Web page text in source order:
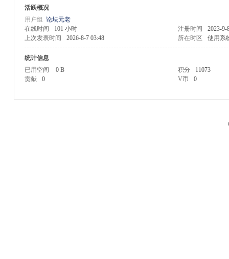
活跃概况
用户组 论坛元老
在线时间
101 小时 注册时间
2023-9-
上次发表时间
2026-8-7 03:48 所在时区 使用系
统计信息
已用空间
0 B 积分
11073
贡献
0 V币 0